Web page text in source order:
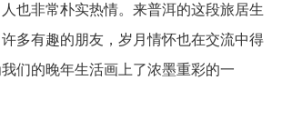
也非常朴实热情。来普洱的这段旅居生
多有趣的朋友，岁月情怀也在交流中得
们的晚年生活画上了浓墨重彩的一